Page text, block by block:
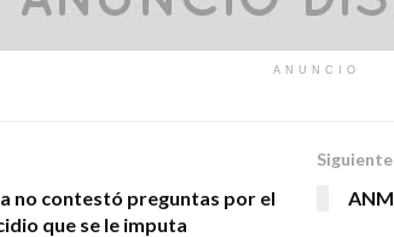
ANUNCIO
no contestó preguntas por el
que se le imputa